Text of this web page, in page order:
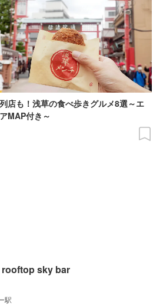
店も！浅草の食べ歩きグルメ8選～エ
MAP付き～
sky bar
駅